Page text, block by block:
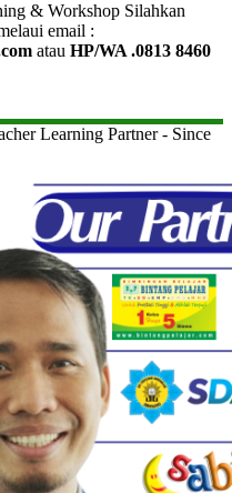
& Workshop Silahkan
email :
atau HP/WA .0813 8460
Learning Partner - Since